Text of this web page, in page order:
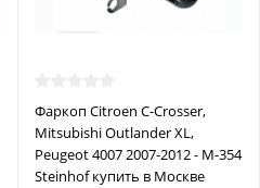
Фаркоп Citroen C-Crosser,
Mitsubishi Outlander XL,
Peugeot 4007 2007-2012 - M-354
Steinhof купить в Москве